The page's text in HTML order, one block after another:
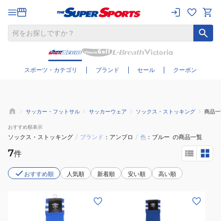
スポーツ・カテゴリ ブランド セール クーポン
さらに絞り込む
サッカー・フットサル サッカーウェア ソックス・ストッキング 商品
おすすめ順表示
ソックス・ストッキング / ブランド アンブロ / 色 ブルー の商品一覧
7件
おすすめ順 人気順 新着順 安い順 高い順